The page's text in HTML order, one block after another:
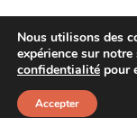
© 2026
Nous utilisons des
expérience sur
confidentialité pour
Accepter